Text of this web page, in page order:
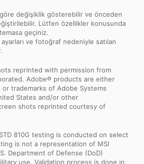
değişiklik gösterebilir ve önceden
Lütfen özellikler konusunda
geçiniz.
ve fotoğraf nedeniyle satılan
reprinted with permission from
Adobe® products are either
trademarks of Adobe Systems
States and/or other
shots reprinted courtesy of
810G testing is conducted on select
is not a representation of MSI
Department of Defense (DoD)
use. Validation process is done in